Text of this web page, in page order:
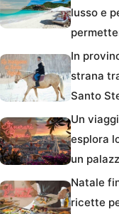
lusso e
In
strana
Santo
Un
esplora
un
Natale
ricette